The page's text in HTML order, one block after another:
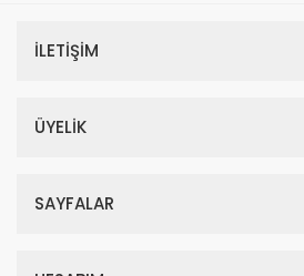
İLETİŞİM
ÜYELİK
SAYFALAR